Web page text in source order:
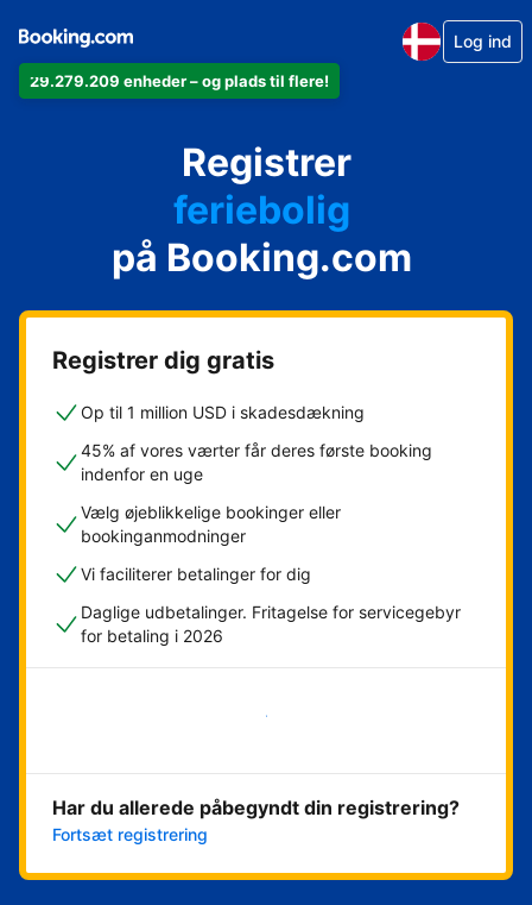
29.279.209 enheder – og plads til flere!
Log ind
Registrer
din lejlighed
dit hotel
feriebolig
dit pensionat
dit bed & breakfast
på Booking.com
Registrer dig gratis
Op til 1 million USD i skadesdækning
45% af vores værter får deres første booking
indenfor en uge
Vælg øjeblikkelige bookinger eller
bookinganmodninger
Vi faciliterer betalinger for dig
Daglige udbetalinger. Fritagelse for servicegebyr
for betaling i 2026
Kom i gang med det samme
Har du allerede påbegyndt din registrering?
Fortsæt registrering